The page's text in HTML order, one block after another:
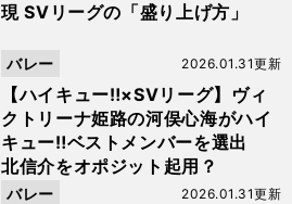
現 SVリーグの「盛り上げ方」
【ハイキュー‼×SVリーグ】ヴィ
クトリーナ姫路の河俣心海がハイ
キュー‼ベストメンバーを選出
北信介をオポジット起用？
2026.01.31更新
バレー
2026.01.31更新
バレー